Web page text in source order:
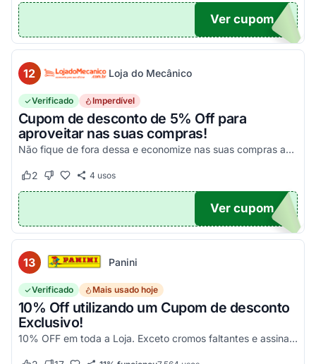
10
Ver cupom
12 Loja do Mecânico
Verificado Imperdível
Cupom de desconto de 5% Off para
aproveitar nas suas compras!
Não fique de fora dessa e economize nas suas compras agora mesmo!
Este cupom funcionou
2 Este cupom não funcionou
4 usos
DO5
Ver cupom
13 Panini
Verificado Mais usado hoje
10% Off utilizando um Cupom de desconto
Exclusivo!
10% OFF em toda a Loja. Exceto cromos faltantes e assinaturas. Aproveite essa exclusividade!